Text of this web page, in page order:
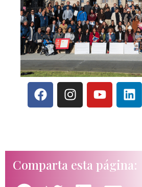
Comparta esta página: